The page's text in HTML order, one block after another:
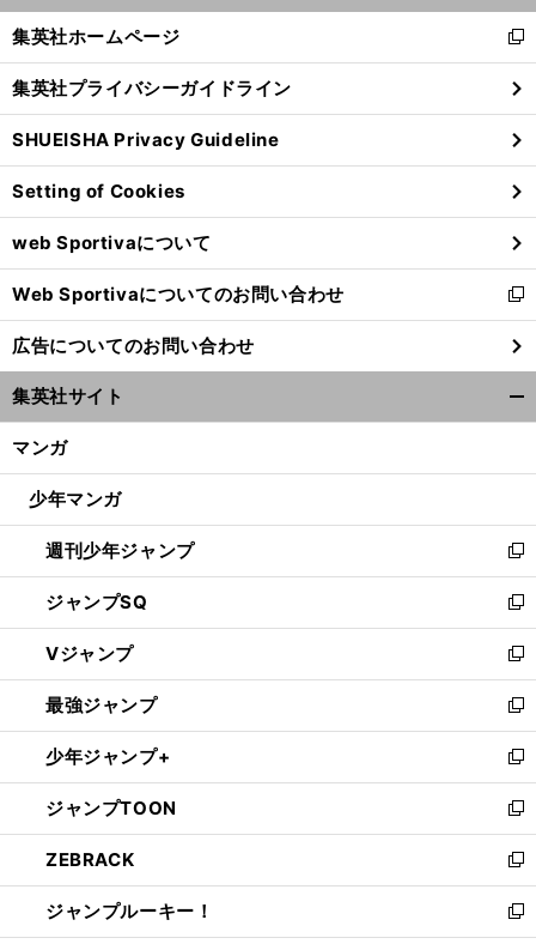
閉
る
集英社ホームページ
新
し
い
ウ
ィ
ン
ド
ウ
で
開
く
集英社プライバシーガイドライン
SHUEISHA Privacy Guideline
Setting of Cookies
web Sportivaについて
Web Sportivaについてのお問い合わせ
新
し
い
ウ
ィ
ン
ウ
開
く
広告についてのお問い合わせ
集英社サイト
マンガ
少年マンガ
週刊少年ジャンプ
新
し
い
ウ
ィ
ン
ド
ウ
で
開
く
ジャンプSQ
新
し
い
ウ
ィ
ン
ド
ウ
で
開
く
Vジャンプ
新
し
い
ウ
ィ
ン
ド
ウ
で
開
く
最強ジャンプ
新
し
い
ウ
ィ
ン
ド
ウ
で
開
少年ジャンプ+
新
し
い
ウ
ィ
ン
ド
ウ
ジャンプTOON
新
し
い
ウ
ィ
ン
ZEBRACK
新
し
い
ジャンプルーキー！
新